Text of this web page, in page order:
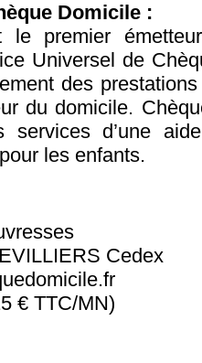
Domicile :
le premier
Universel de
des
du domicile.
d’une
les enfants.
Cedex
€ TTC/MN)